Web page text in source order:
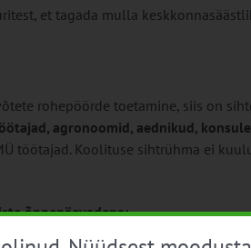
et tagada mulla
rohepöörde toetamine, siis on
agronoomid, aednikud,
töötajad. Koolituse sihtrühma ei
õppepäevadena: